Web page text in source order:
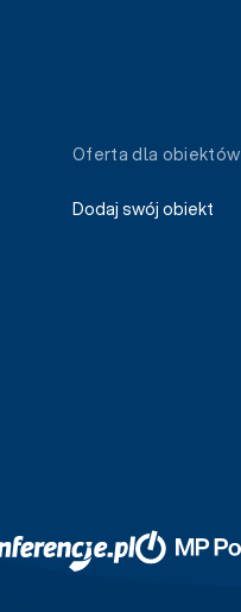
Oferta dla obiektów
Dodaj swój obiekt